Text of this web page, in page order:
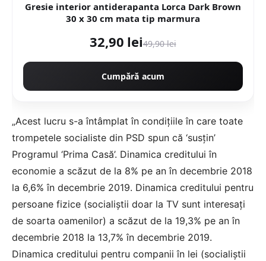
Gresie interior antiderapanta Lorca Dark Brown
30 x 30 cm mata tip marmura
32,90 lei49,90 lei
Cumpără acum
„Acest lucru s-a întâmplat în condiţiile în care toate
trompetele socialiste din PSD spun că ‘susţin’
Programul ‘Prima Casă’. Dinamica creditului în
economie a scăzut de la 8% pe an în decembrie 2018
la 6,6% în decembrie 2019. Dinamica creditului pentru
persoane fizice (socialiştii doar la TV sunt interesaţi
de soarta oamenilor) a scăzut de la 19,3% pe an în
decembrie 2018 la 13,7% în decembrie 2019.
Dinamica creditului pentru companii în lei (socialiştii